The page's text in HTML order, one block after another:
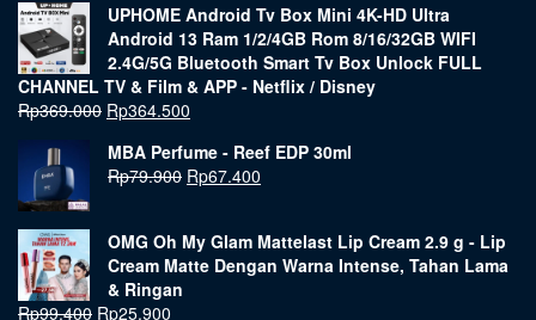
UPHOME Android Tv Box Mini 4K-HD Ultra
Android 13 Ram 1/2/4GB Rom 8/16/32GB WIFI
2.4G/5G Bluetooth Smart Tv Box Unlock FULL
CHANNEL TV & Film & APP - Netflix / Disney
Rp369.000 Rp364.500
MBA Perfume - Reef EDP 30ml
Rp79.900 Rp67.400
OMG Oh My Glam Mattelast Lip Cream 2.9 g - Lip
Cream Matte Dengan Warna Intense, Tahan Lama
& Ringan
Rp99.400 Rp25.900